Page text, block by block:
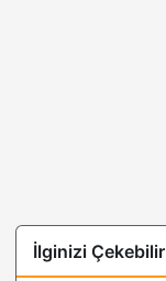
İlginizi Çekebilir